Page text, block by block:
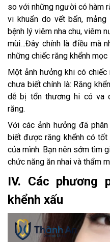
so với những người có hàm
vi khuẩn do vết bẩn,
bệnh lý viêm nha chu, viêm
mùi…Đây chính là điều mà
những chiếc răng khểnh mọc
Một ảnh hưởng khi có chiếc
chưa biết chính là: Răng
dễ bị tổn thương hi có va
răng.
Với các ảnh hưởng đã
biết được răng khểnh có
của mình. Bạn nên sớm tìm
chức năng ăn nhai và thẩm
IV. Các phương
khểnh xấu